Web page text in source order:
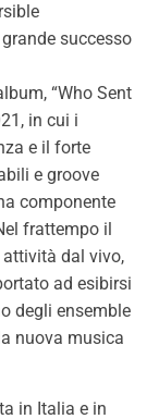
successo
“Who Sent
in cui i
e il forte
e groove
componente
frattempo il
dal vivo,
ad esibirsi
degli ensemble
nuova musica
in Italia e in